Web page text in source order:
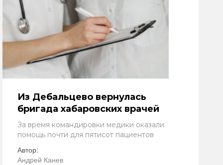
Из Дебальцево вернулась
бригада хабаровских врачей
За время командировки медики оказали
помощь почти для пятисот пациентов
Автор:
Андрей Канев